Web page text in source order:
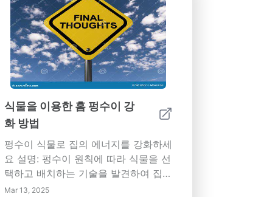
좋은 옷걸이, 효과적인 저장 솔루션, 그
리고 에너지 흐름에서 거울이 갖는 강
력한 역할의 중요성을 발견하세요. 마
음챙김을 받아들이고 긍정적인 의도를
설정하여 영감을 주는 공간을 유지하세
요. 의도적인 정리를 통해 일상적인 선
정에 함께 하세요.
식물을 이용한 홈 펑수이 강
화 방법
펑수이 식물로 집의 에너지를 강화하세
요 설명: 펑수이 원칙에 따라 식물을 선
택하고 배치하는 기술을 발견하여 집을
조화로운 성소로 변화시키세요. 이 가
Mar 13, 2025